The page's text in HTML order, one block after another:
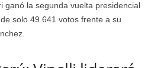
ganó la segunda vuelta presidencial
solo 49.641 votos frente a su